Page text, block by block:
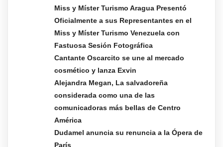
Miss y Míster Turismo Aragua Presentó
Oficialmente a sus Representantes en el
Miss y Míster Turismo Venezuela con
Fastuosa Sesión Fotográfica
Cantante Oscarcito se une al mercado
cosmético y lanza Exvin
Alejandra Megan, La salvadoreña
considerada como una de las
comunicadoras más bellas de Centro
América
Dudamel anuncia su renuncia a la Ópera de
París